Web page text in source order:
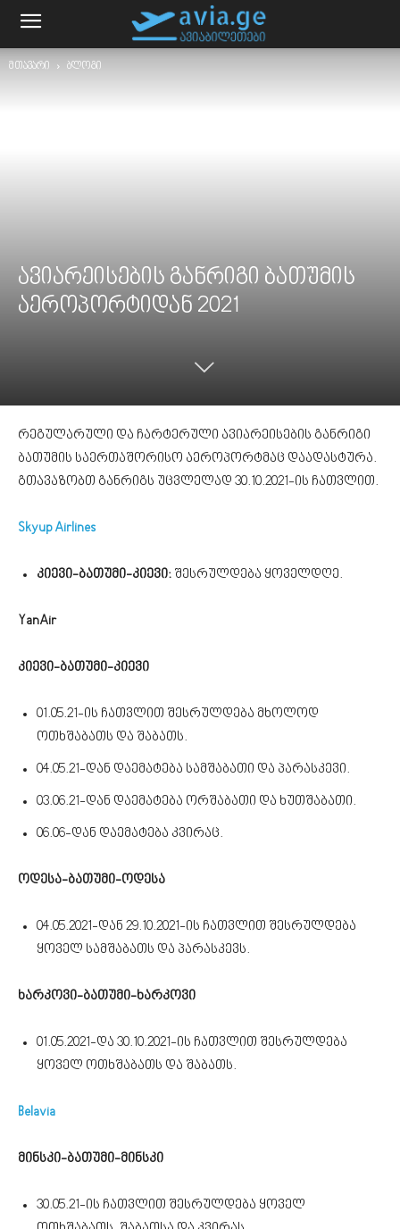
მთავარი ბლოგი
ავიარეისების განრიგი ბათუმის
აეროპორტიდან 2021
რეგულარული და ჩარტერული ავიარეისების განრიგი
ბათუმის საერთაშორისო აეროპორტმაც დაადასტურა.
გთავაზობთ განრიგს უცვლელად 30.10.2021-ის ჩათვლით.
Skyup Airlines
კიევი-ბათუმი-კიევი: შესრულდება ყოველდღე.
YanAir
კიევი-ბათუმი-კიევი
01.05.21-ის ჩათვლით შესრულდება მხოლოდ
ოთხშაბათს და შაბათს.
04.05.21-დან დაემატება სამშაბათი და პარასკევი.
03.06.21-დან დაემატება ორშაბათი და ხუთშაბათი.
06.06-დან დაემატება კვირაც.
ოდესა-ბათუმი-ოდესა
04.05.2021-დან 29.10.2021-ის ჩათვლით შესრულდება
ყოველ სამშაბათს და პარასკევს.
ხარკოვი-ბათუმი-ხარკოვი
01.05.2021-და 30.10.2021-ის ჩათვლით შესრულდება
ყოველ ოთხშაბათს და შაბათს.
Belavia
მინსკი-ბათუმი-მინსკი
30.05.21-ის ჩათვლით შესრულდება ყოველ